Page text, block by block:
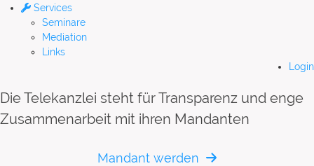
Services
Seminare
Mediation
Links
Login
Die Telekanzlei steht für Transparenz und enge
Zusammenarbeit mit ihren Mandanten
Mandant werden